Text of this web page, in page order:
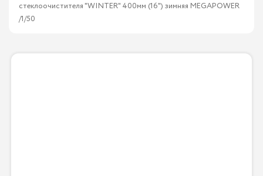
стеклоочистителя "WINTER" 400мм (16") зимняя MEGAPOWER
/1/50